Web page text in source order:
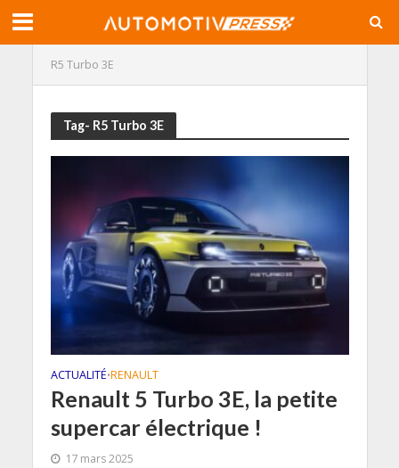
R5 Turbo 3E
Tag- R5 Turbo 3E
ACTUALITÉ•RENAULT
Renault 5 Turbo 3E, la petite
supercar électrique !
17 mars 2025